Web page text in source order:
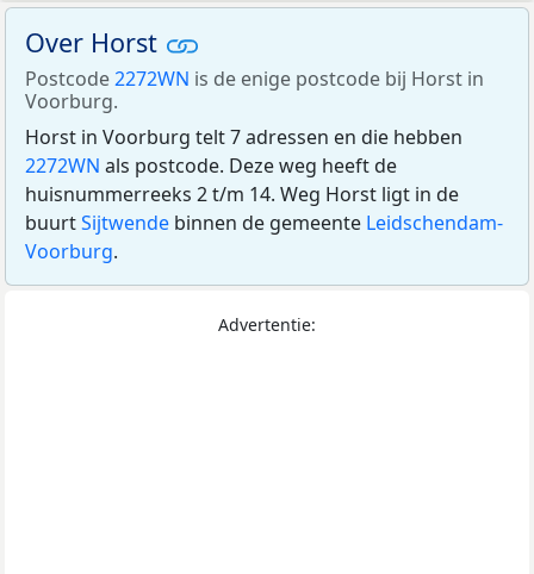
Over Horst
Postcode2272WN is de enige postcode bij Horst in
Voorburg.
Horst in Voorburg telt 7 adressen en die hebben
2272WN als postcode. Deze weg heeft de
huisnummerreeks 2 t/m 14. Weg Horst ligt in de
buurtSijtwende binnen de gemeente Leidschendam-
Voorburg.
Advertentie: